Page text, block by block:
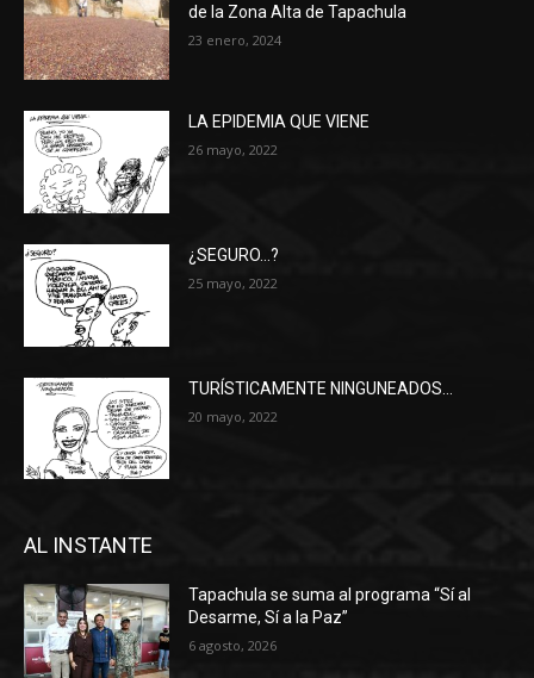
de la Zona Alta de Tapachula
23 enero, 2024
LA EPIDEMIA QUE VIENE
26 mayo, 2022
¿SEGURO…?
25 mayo, 2022
TURÍSTICAMENTE NINGUNEADOS…
20 mayo, 2022
AL INSTANTE
Tapachula se suma al programa “Sí al
Desarme, Sí a la Paz”
6 agosto, 2026